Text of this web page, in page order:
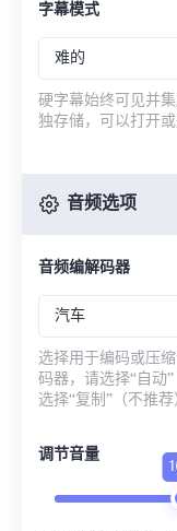
字幕模式
难的
硬字幕始终可见并
独存储，可以打开
音频选项
音频编解码器
汽车
选择用于编码或压
码器，请选择“自动
选择“复制”（不推荐
调节音量